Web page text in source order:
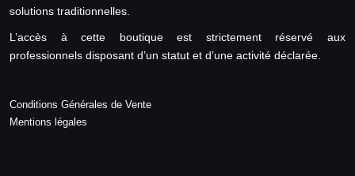
solutions traditionnelles.
L’accès à cette boutique est strictement réservé aux
professionnels disposant d’un statut et d’une activité déclarée.
Conditions Générales de Vente
Mentions légales